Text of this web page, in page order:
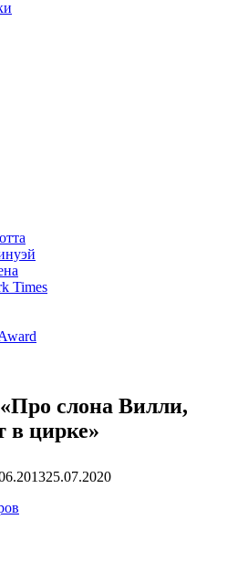
Times
слона Вилли,
в цирке»
25.07.2020